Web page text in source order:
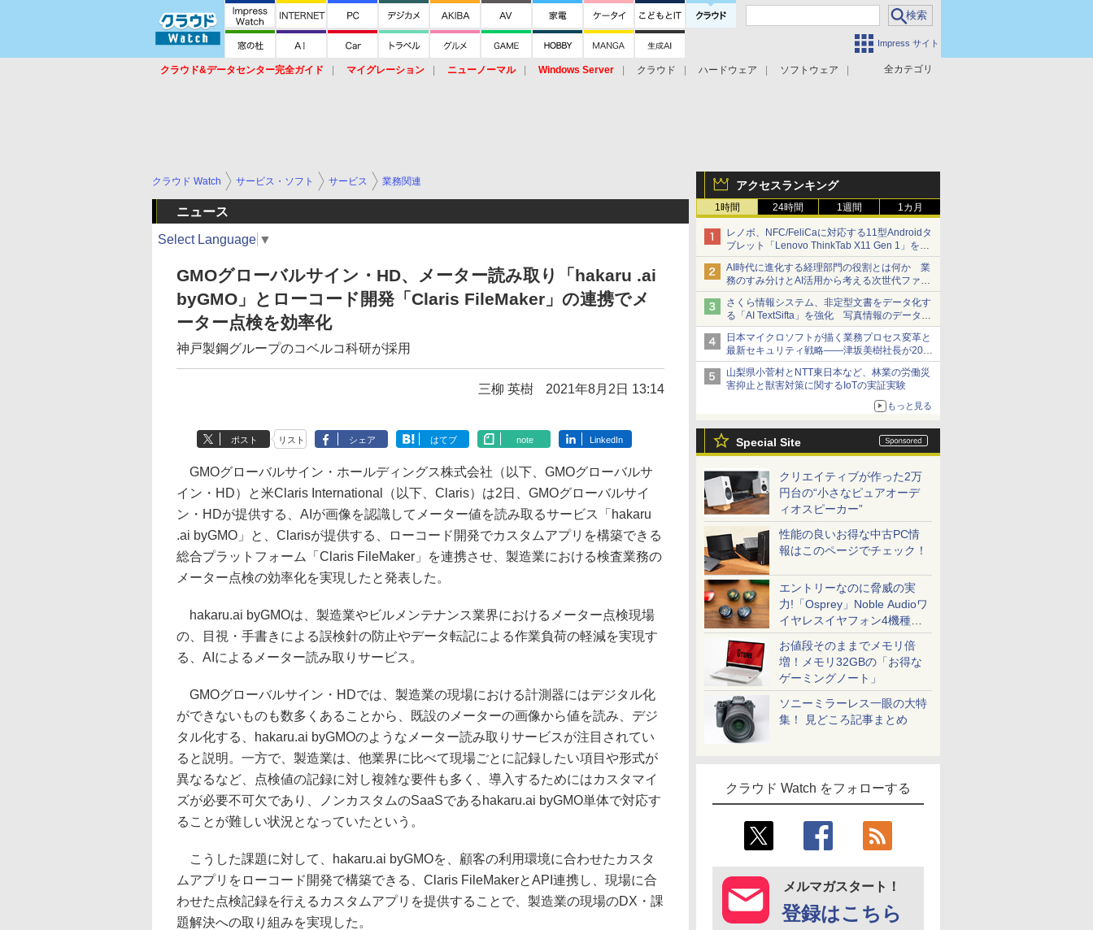
Impress サイト
全カテゴリ
クラウド&データセンター完全ガイド マイグレーション ニューノーマル Windows Server クラウド ハードウェア
ソフトウェア
アクセスランキング
1時間 24時間 1週間 1カ月
レノボ、NFC/FeliCaに対応する11型Androidタ
ブレット「Lenovo ThinkTab X11 Gen 1」を発
売
AI時代に進化する経理部門の役割とは何か 業
務のすみ分けとAI活用から考える次世代ファイ
ナンス戦略
さくら情報システム、非定型文書をデータ化す
る「AI TextSifta」を強化 写真情報のデータ化
などに対応
日本マイクロソフトが描く業務プロセス変革と
最新セキュリティ戦略――津坂美樹社長が2027
年度戦略を説明
山梨県小菅村とNTT東日本など、林業の労働災
害抑止と獣害対策に関するIoTの実証実験
もっと見る
Special Site
クリエイティブが作った2万
円台の“小さなピュアオーデ
ィオスピーカー”
性能の良いお得な中古PC情
報はこのページでチェック！
エントリーなのに脅威の実
力!「Osprey」Noble Audioワ
イヤレスイヤフォン4機種を
一気に聴く
お値段そのままでメモリ倍
増！メモリ32GBの「お得な
ゲーミングノート」
ソニーミラーレス一眼の大特
集！ 見どころ記事まとめ
クラウド Watch をフォローする
メルマガスタート！
登録はこちら
クラウド Watch サービス・ソフト サービス 業務関連
ニュース
Select Language ▼
GMOグローバルサイン・HD、メーター読み取り「hakaru .ai
byGMO」とローコード開発「Claris FileMaker」の連携でメ
ーター点検を効率化
神戸製鋼グループのコベルコ科研が採用
三柳 英樹 2021年8月2日 13:14
ポスト リスト シェア はてブ note LinkedIn
GMOグローバルサイン・ホールディングス株式会社（以下、GMOグローバルサ
イン・HD）と米Claris International（以下、Claris）は2日、GMOグローバルサイ
ン・HDが提供する、AIが画像を認識してメーター値を読み取るサービス「hakaru
.ai byGMO」と、Clarisが提供する、ローコード開発でカスタムアプリを構築できる
総合プラットフォーム「Claris FileMaker」を連携させ、製造業における検査業務の
メーター点検の効率化を実現したと発表した。
hakaru.ai byGMOは、製造業やビルメンテナンス業界におけるメーター点検現場
の、目視・手書きによる誤検針の防止やデータ転記による作業負荷の軽減を実現す
る、AIによるメーター読み取りサービス。
GMOグローバルサイン・HDでは、製造業の現場における計測器にはデジタル化
ができないものも数多くあることから、既設のメーターの画像から値を読み、デジ
タル化する、hakaru.ai byGMOのようなメーター読み取りサービスが注目されてい
ると説明。一方で、製造業は、他業界に比べて現場ごとに記録したい項目や形式が
異なるなど、点検値の記録に対し複雑な要件も多く、導入するためにはカスタマイ
ズが必要不可欠であり、ノンカスタムのSaaSであるhakaru.ai byGMO単体で対応す
ることが難しい状況となっていたという。
こうした課題に対して、hakaru.ai byGMOを、顧客の利用環境に合わせたカスタ
ムアプリをローコード開発で構築できる、Claris FileMakerとAPI連携し、現場に合
わせた点検記録を行えるカスタムアプリを提供することで、製造業の現場のDX・課
題解決への取り組みを実現した。